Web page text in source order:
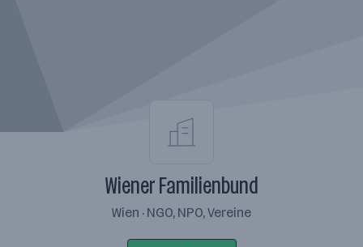
Wiener Familienbund
Wien · NGO, NPO, Vereine